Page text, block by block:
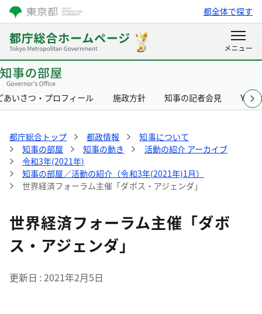
都全体で探す
あいさつ・プロフィール 施政方針 知事の記者会見
都庁総合トップ 都政情報
知事について
知事の部屋
知事の動き
活動の紹介 アーカイブ
令和3年(2021年)
知事の部屋／活動の紹介（令和3年(2021年)1月）
世界経済フォーラム主催「ダボス・アジェンダ」
世界経済フォーラム主催「ダボ
ス・アジェンダ」
更新日 2021年2月5日